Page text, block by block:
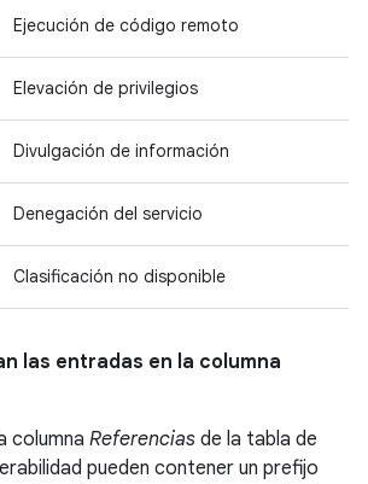
Ejecución de código remoto
Elevación de privilegios
Divulgación de información
Denegación del servicio
Clasificación no disponible
las entradas en la columna
columna Referencias de la tabla de
pueden contener un prefijo